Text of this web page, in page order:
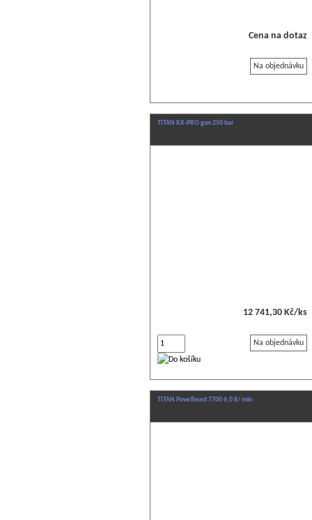
Cena na dotaz
Na objednávku
TITAN RX-PRO gun 250 bar
12 741,30 Kč/ks
Na objednávku
TITAN PowrBeast 7700 6,0 lt/ min